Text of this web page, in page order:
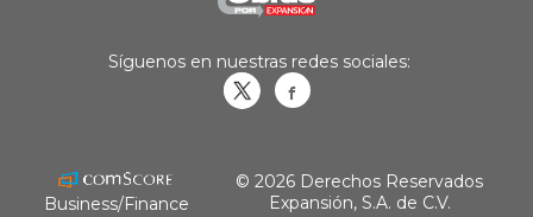
Síguenos en nuestras redes sociales:
Business/Finance
© 2026 Derechos Reservados
Expansión, S.A. de C.V.